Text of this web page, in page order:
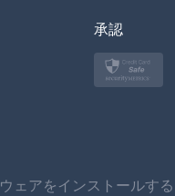
トルコ語
ノルスク
承認
ェアをインストールす